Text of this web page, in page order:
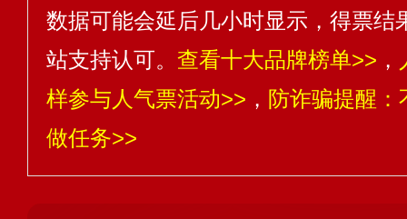
数据可能会延后几小时显示，得票结
站支持认可。 查看十大品牌榜单>> ，
样参与人气票活动>> ， 防诈骗提醒
做任务>>